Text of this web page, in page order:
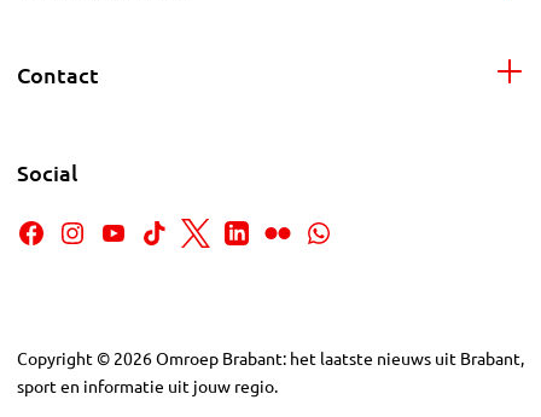
Contact
Social
Copyright © 2026Omroep Brabant: het laatste nieuws uit Brabant,
sport en informatie uit jouw regio.